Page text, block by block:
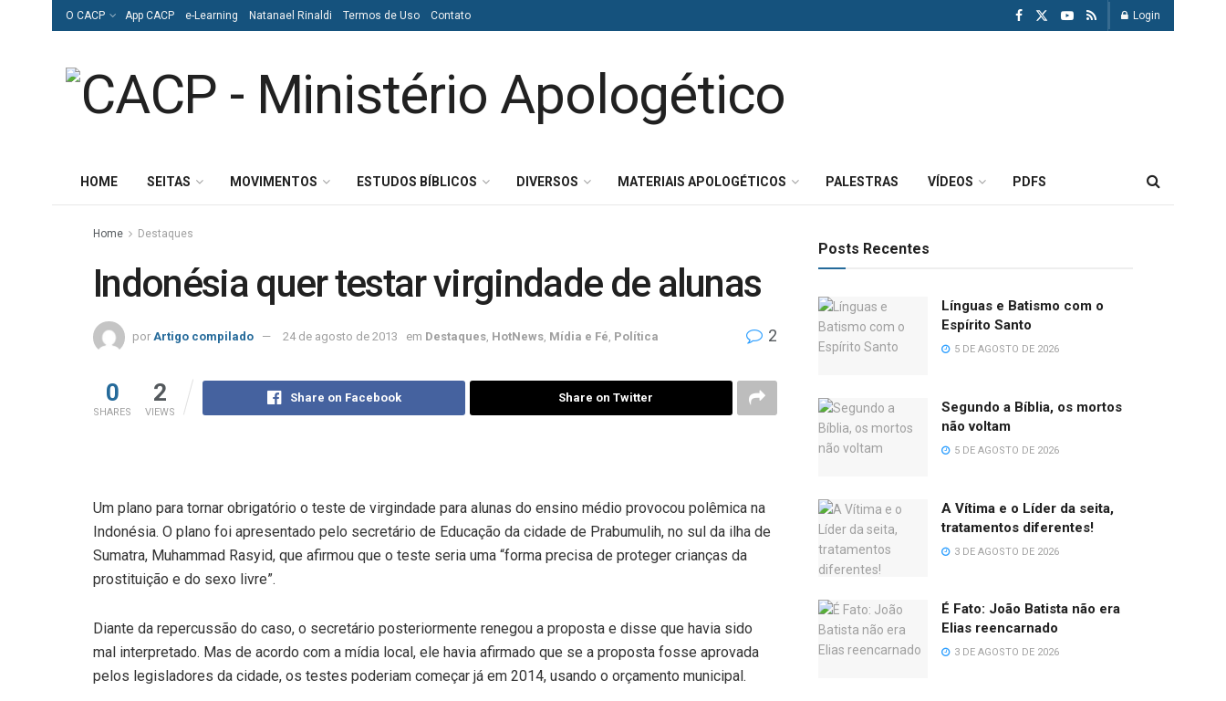
O CACP App CACP e-Learning Natanael Rinaldi Termos de Uso Contato Login
HOME SEITAS MOVIMENTOS ESTUDOS BÍBLICOS DIVERSOS MATERIAIS APOLOGÉTICOS PALESTRAS VÍDEOS PDFS
Home Destaques
Indonésia quer testar virgindade de alunas
por Artigo compilado 24 de agosto de 2013 em Destaques HotNews Mídia e Fé Política 2
0
SHARES
2
VIEWS
Share on Facebook Share on Twitter
Um plano para tornar obrigatório o teste de virgindade para alunas do ensino médio provocou polêmica na
Indonésia. O plano foi apresentado pelo secretário de Educação da cidade de Prabumulih, no sul da ilha de
Sumatra, Muhammad Rasyid, que afirmou que o teste seria uma “forma precisa de proteger crianças da
prostituição e do sexo livre”.
Diante da repercussão do caso, o secretário posteriormente renegou a proposta e disse que havia sido
mal interpretado. Mas de acordo com a mídia local, ele havia afirmado que se a proposta fosse aprovada
pelos legisladores da cidade, os testes poderiam começar já em 2014, usando o orçamento municipal.
Posts Recentes
Línguas e Batismo com o
Espírito Santo
5 DE AGOSTO DE 2026
Segundo a Bíblia, os mortos
não voltam
5 DE AGOSTO DE 2026
A Vítima e o Líder da seita,
tratamentos diferentes!
3 DE AGOSTO DE 2026
É Fato: João Batista não era
Elias reencarnado
3 DE AGOSTO DE 2026